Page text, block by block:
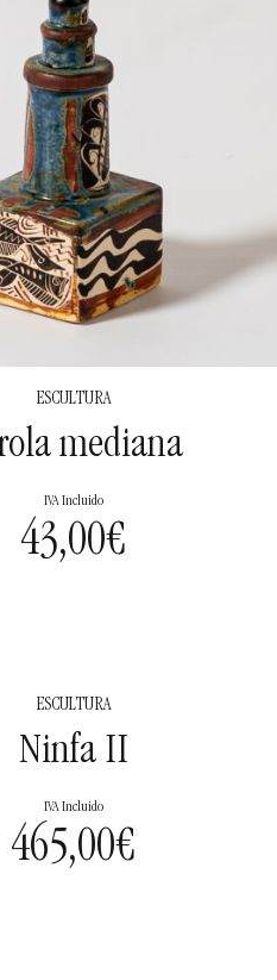
ESCULTURA
mediana
43,00€
IVA Incluido
ESCULTURA
Ninfa II
465,00€
IVA Incluido